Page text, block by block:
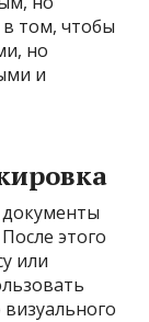
том, чтобы
но
и
этого
или